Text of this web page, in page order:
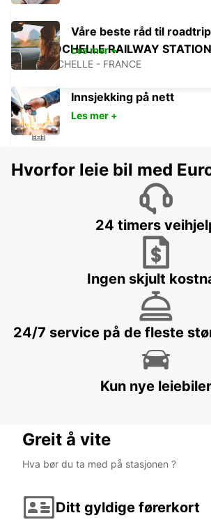
LA ROCHELLE RAILWAY STATION
LA ROCHELLE - FRANCE
LA ROCHELLE - FRANCE
LA ROCHELLE AIRPORT
LA ROCHELLE - FRANCE
Våre beste råd til roadtrip
Les mer +
Innsjekking på nett
Les mer +
Hvorfor leie bil med
24 timers
Ingen skjult
24/7 service på de fleste
Kun nye leiebiler
Greit å vite
Hva bør du ta med på stasjonen ?
Ditt gyldige førerkort